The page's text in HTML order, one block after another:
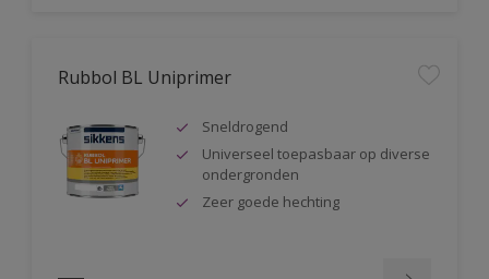
Rubbol BL Uniprimer
Sneldrogend
Universeel toepasbaar op diverse
ondergronden
Zeer goede hechting